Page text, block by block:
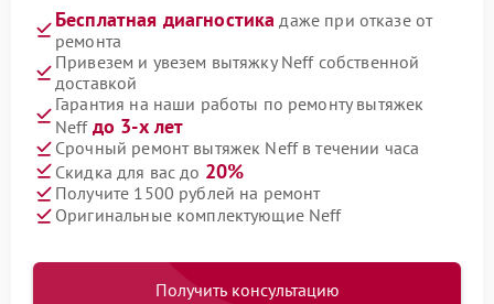
Бесплатная диагностика даже при отказе от
ремонта
Привезем и увезем вытяжку Neff собственной
доставкой
Гарантия на наши работы по ремонту вытяжек
Neff до 3-х лет
Срочный ремонт вытяжек Neff в течении часа
Скидка для вас до 20%
Получите 1500 рублей на ремонт
Оригинальные комплектующие Neff
Получить консультацию